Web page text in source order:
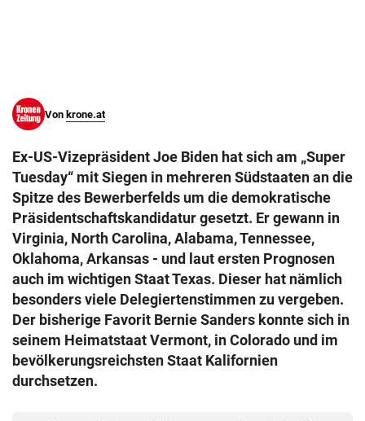
Von krone.at
Ex-US-Vizepräsident Joe Biden hat sich am „Super
Tuesday“ mit Siegen in mehreren Südstaaten an die
Spitze des Bewerberfelds um die demokratische
Präsidentschaftskandidatur gesetzt. Er gewann in
Virginia, North Carolina, Alabama, Tennessee,
Oklahoma, Arkansas - und laut ersten Prognosen
auch im wichtigen Staat Texas. Dieser hat nämlich
besonders viele Delegiertenstimmen zu vergeben.
Der bisherige Favorit Bernie Sanders konnte sich in
seinem Heimatstaat Vermont, in Colorado und im
bevölkerungsreichsten Staat Kalifornien
durchsetzen.